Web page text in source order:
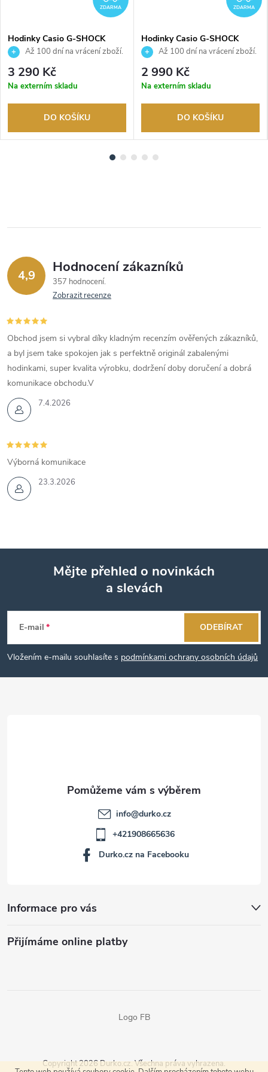
ZDARMA
Hodinky Casio G-SHOCK
GMA-P2110-7AER
Až 100 dní na vrácení zboží.
Autorizovaný prodejce.
3 290 Kč
Na externím skladu
DO KOŠÍKU
ZDARMA
Hodinky Casio G-SHOCK
GMA-P2100PC-1AER
Až 100 dní na vrácení zboží.
Autorizovaný prodejce.
2 990 Kč
Na externím skladu
DO KOŠÍKU
4,9 Hodnocení zákazníků
357 hodnocení
Zobrazit recenze
7.4.2026
Obchod jsem si vybral díky kladným recenzím ověřených zákazníků,
a byl jsem take spokojen jak s perfektně originál zabalenými
hodinkami, super kvalita výrobku, dodržení doby doručení a dobrá
komunikace obchodu.V
23.3.2026
Výborná komunikace
p
a
Mějte přehled o novinkách
a slevách
E-mail
Vložením e-mailu souhlasíte s podmínkami ochrany osobních údajů
ODEBÍRAT
Informace pro vás
Přijímáme online platby
info@durko.cz
+421908665636
Durko.cz na Facebooku
Logo FB
Copyright 2026 Durko.cz. Všechna práva vyhrazena.